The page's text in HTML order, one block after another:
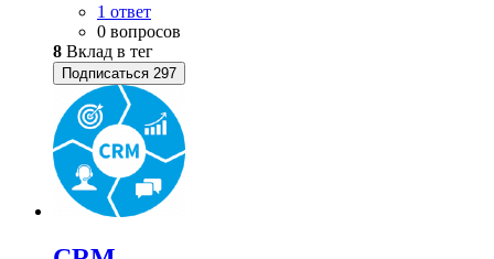
1 ответ
0 вопросов
8 Вклад в тег
Подписаться 297